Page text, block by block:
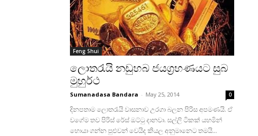
Feng Shui
ලොතරැයි නඩුහබ ජයග්‍රහණයට සුබ
මුහුර්ථ
Sumanadasa Bandara - May 25, 2014 0
දිනපතාම ලොතරැයි වාසනාව උරගා බලන පිරිස අපමණයි. ඒ
වගේම තව පිරිස්‌ රේස්‌ ඔට්‌ටු දානවා. සල්ලි ටිකක්‌ යහමින්
හොයා ගන්න පුළුවන් වෙයිද කියල අනුමානෙට තමයි...